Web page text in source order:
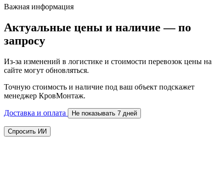
Важная информация
Актуальные цены и наличие — по
запросу
Из-за изменений в логистике и стоимости перевозок цены на
сайте могут обновляться.
Точную стоимость и наличие под ваш объект подскажет
менеджер КровМонтаж.
Доставка и оплата Не показывать 7 дней
Спросить ИИ